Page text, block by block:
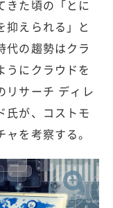
きた頃の「とに
抑えられる」と
代の趨勢はクラ
うにクラウドを
リサーチ ディレ
氏が、コストモ
を考察する。